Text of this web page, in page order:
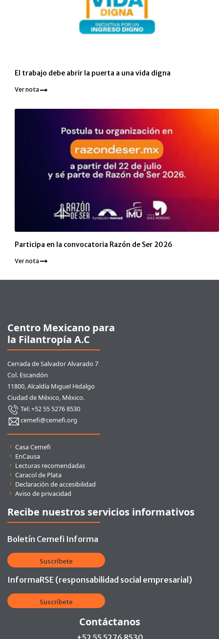
El trabajo debe abrir la puerta a una vida digna
Ver nota
Participa en la convocatoria Razón de Ser 2026
Ver nota
Centro Mexicano para
la Filantropía A.C
Cerrada de Salvador Alvarado 7
Col. Escandón
11800, Alcaldía Miguel Hidalgo
Ciudad de México, México.
Tel: +52 55 5276 8530
cemefi@cemefi.org
Casa Cemefi
EnCausa
Lecturas recomendadas
Caracol de Plata
Declaración de accesibilidad
Aviso de privacidad
Recibe nuestros servicios informativos
Boletín Cemefi Informa
Suscríbete
InformaRSE (responsabilidad social empresarial)
Suscríbete
Contáctanos